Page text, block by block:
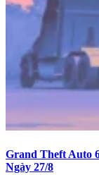
Grand Theft Auto
Ngày 27/8